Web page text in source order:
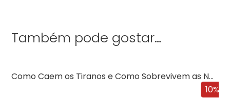
Também pode gostar…
10%
Como Caem os Tiranos e Como Sobrevivem as Nações